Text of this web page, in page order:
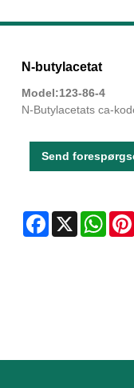
N-butylacetat
Model:123-86-4
N-Butylacetats ca-
Send
Facebook
X